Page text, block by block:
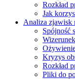
Rozkład
Jak
Analiza zjawisk
Spójność
Kryzys
Rozkład
Pliki do